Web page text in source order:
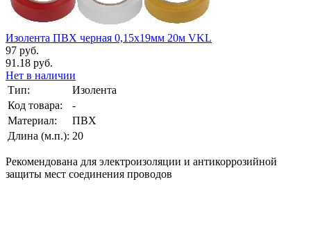
Изолента ПВХ черная 0,15х19мм 20м VKL
97 руб.
91.18 руб.
Нет в наличии
Тип:
Изолента
Код товара:
-
Материал:
ПВХ
Длина (м.п.): 20
Рекомендована для электроизоляции и антикоррозийной
защиты мест соединения проводов